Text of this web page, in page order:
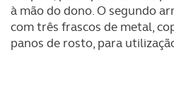
à mão do dono. O segundo
com três frascos de metal,
panos de rosto, para